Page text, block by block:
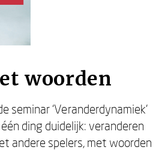
woorden
seminar ‘Veranderdynamiek'
ding duidelijk: veranderen
andere spelers, met woorden